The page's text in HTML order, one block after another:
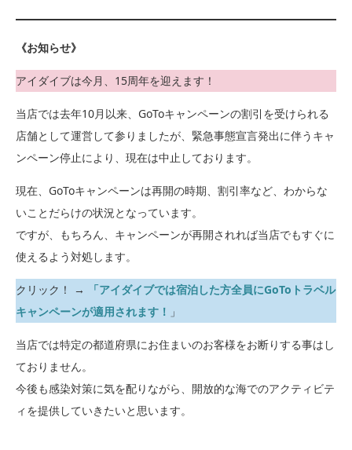
《お知らせ》
アイダイブは今月、15周年を迎えます！
当店では去年10月以来、GoToキャンペーンの割引を受けられる
店舗として運営して参りましたが、緊急事態宣言発出に伴うキャ
ンペーン停止により、現在は中止しております。
現在、GoToキャンペーンは再開の時期、割引率など、わからな
いことだらけの状況となっています。
ですが、もちろん、キャンペーンが再開されれば当店でもすぐに
使えるよう対処します。
クリック！ →
「アイダイブでは宿泊した方全員にGoToトラベル
キャンペーンが適用されます！ 」
当店では特定の都道府県にお住まいのお客様をお断りする事はし
ておりません。
今後も感染対策に気を配りながら、開放的な海でのアクティビテ
ィを提供していきたいと思います。